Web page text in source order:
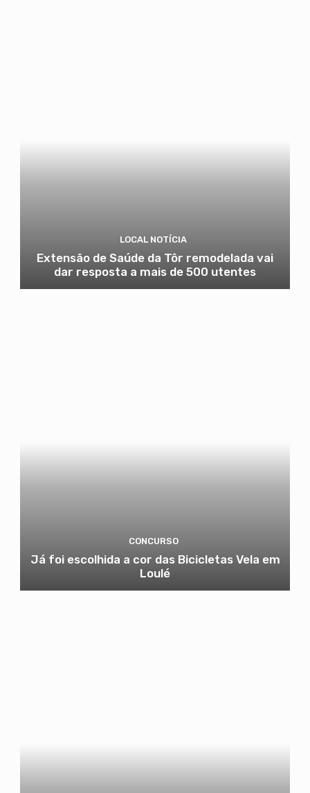
LOCAL NOTÍCIA
Extensão de Saúde da Tôr remodelada vai
dar resposta a mais de 500 utentes
CONCURSO
Já foi escolhida a cor das Bicicletas Vela em
Loulé